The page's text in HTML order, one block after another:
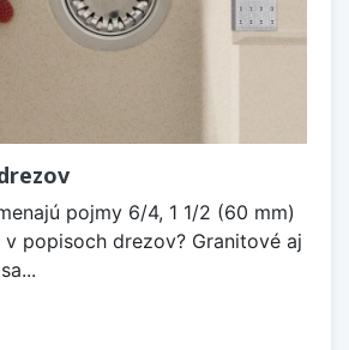
pojmy 6/4, 1 1/2 (60 mm)
popisoch drezov? Granitové aj